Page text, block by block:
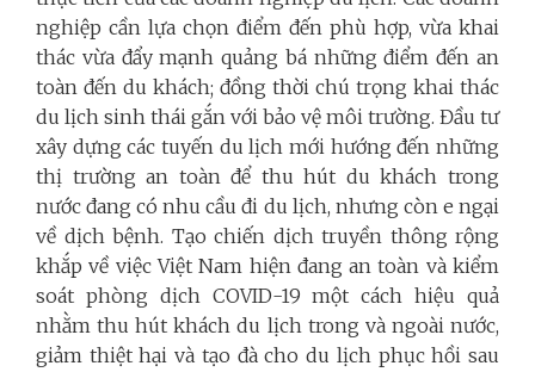
nghiệp cần lựa chọn điểm đến phù hợp, vừa khai
thác vừa đẩy mạnh quảng bá những điểm đến an
toàn đến du khách; đồng thời chú trọng khai thác
du lịch sinh thái gắn với bảo vệ môi trường. Đầu tư
xây dựng các tuyến du lịch mới hướng đến những
thị trường an toàn để thu hút du khách trong
nước đang có nhu cầu đi du lịch, nhưng còn e ngại
về dịch bệnh. Tạo chiến dịch truyền thông rộng
khắp về việc Việt Nam hiện đang an toàn và kiểm
soát phòng dịch COVID-19 một cách hiệu quả
nhằm thu hút khách du lịch trong và ngoài nước,
giảm thiệt hại và tạo đà cho du lịch phục hồi sau